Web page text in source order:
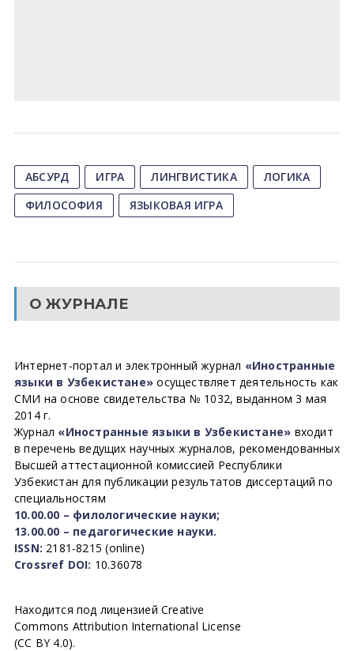
АБСУРД ИГРА ЛИНГВИСТИКА
ЛОГИКА
ФИЛОСОФИЯ
ЯЗЫКОВАЯ ИГРА
О ЖУРНАЛЕ
Интернет-портал и электронный журнал «Иностранные
языки в Узбекистане» осуществляет деятельность как
СМИ на основе свидетельства № 1032, выданном 3 мая
2014 г.
Журнал «Иностранные языки в Узбекистане» входит
в перечень ведущих научных журналов, рекомендованных
Высшей аттестационной комиссией Республики
Узбекистан для публикации результатов диссертаций по
специальностям
10.00.00 – филологические науки;
13.00.00 – педагогические науки.
ISSN: 2181-8215 (online)
Crossref DOI: 10.36078
Находится под лицензией Creative
Commons Attribution International License
(CC BY 4.0).